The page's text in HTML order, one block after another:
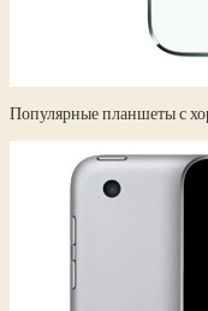
Популярные планшеты с